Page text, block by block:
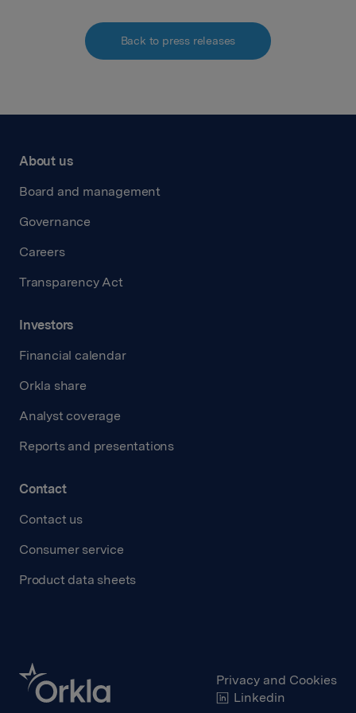
Back to press releases
About us
Board and management
Governance
Careers
Transparency Act
Investors
Financial calendar
Orkla share
Analyst coverage
Reports and presentations
Contact
Contact us
Consumer service
Product data sheets
Privacy and Cookies
Linkedin